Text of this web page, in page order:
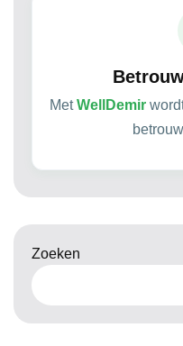
MetWellDemir
Zoeken